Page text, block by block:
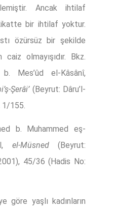
Ancak ihtilaf
bir ihtilaf yoktur.
özürsüz bir şekilde
olmayışıdır. Bkz.
Mes’ûd el-Kâsânî,
Şerâi’(Beyrut: Dâru’l-
1/155.
b. Muhammed eş-
el-Müsned(Beyrut:
45/36 (Hadis No:
göre yaşlı kadınların